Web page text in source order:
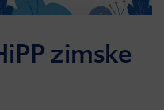
zimske